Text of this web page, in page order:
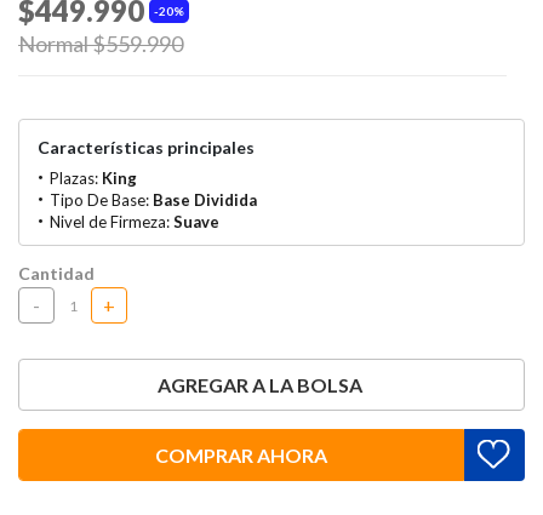
20%
$449.990
Price reduced from
Normal $559.990to
Características principales
Plazas: King
Tipo De Base: Base Dividida
Nivel de Firmeza:Suave
Cantidad
- +
AGREGAR A LA BOLSA
COMPRAR AHORA